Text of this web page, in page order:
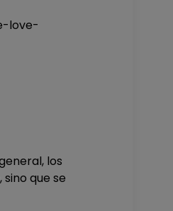
love-
los
que se